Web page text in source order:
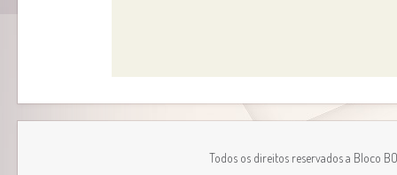
Todos os direitos reservados a Bloco